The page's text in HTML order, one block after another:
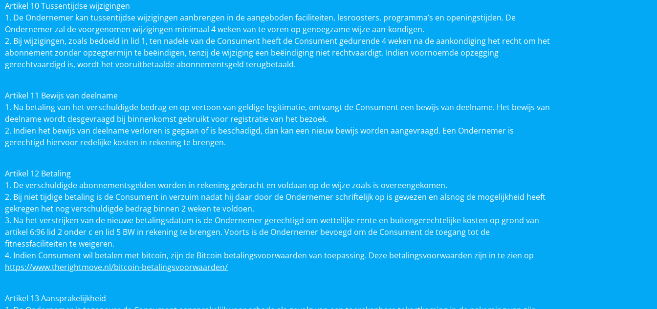
Artikel 10 Tussentijdse wijzigingen
1. De Ondernemer kan tussentijdse wijzigingen aanbrengen in de aangeboden faciliteiten, lesroosters, programma’s en openingstijden. De
Ondernemer zal de voorgenomen wijzigingen minimaal 4 weken van te voren op genoegzame wijze aan-kondigen.
2. Bij wijzigingen, zoals bedoeld in lid 1, ten nadele van de Consument heeft de Consument gedurende 4 weken na de aankondiging het recht om het
abonnement zonder opzegtermijn te beëindigen, tenzij de wijziging een beëindiging niet rechtvaardigt. Indien voornoemde opzegging
gerechtvaardigd is, wordt het vooruitbetaalde abonnementsgeld terugbetaald.
Artikel 11 Bewijs van deelname
1. Na betaling van het verschuldigde bedrag en op vertoon van geldige legitimatie, ontvangt de Consument een bewijs van deelname. Het bewijs van
deelname wordt desgevraagd bij binnenkomst gebruikt voor registratie van het bezoek.
2. Indien het bewijs van deelname verloren is gegaan of is beschadigd, dan kan een nieuw bewijs worden aangevraagd. Een Ondernemer is
gerechtigd hiervoor redelijke kosten in rekening te brengen.
Artikel 12 Betaling
1. De verschuldigde abonnementsgelden worden in rekening gebracht en voldaan op de wijze zoals is overeengekomen.
2. Bij niet tijdige betaling is de Consument in verzuim nadat hij daar door de Ondernemer schriftelijk op is gewezen en alsnog de mogelijkheid heeft
gekregen het nog verschuldigde bedrag binnen 2 weken te voldoen.
3. Na het verstrijken van de nieuwe betalingsdatum is de Ondernemer gerechtigd om wettelijke rente en buitengerechtelijke kosten op grond van
artikel 6:96 lid 2 onder c en lid 5 BW in rekening te brengen. Voorts is de Ondernemer bevoegd om de Consument de toegang tot de
fitnessfaciliteiten te weigeren.
4. Indien Consument wil betalen met bitcoin, zijn de Bitcoin betalingsvoorwaarden van toepassing. Deze betalingsvoorwaarden zijn in te zien op
https://www.therightmove.nl/bitcoin-betalingsvoorwaarden/
Artikel 13 Aansprakelijkheid